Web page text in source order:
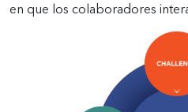
en que los colaboradores